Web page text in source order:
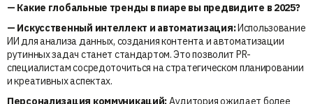
— Какие глобальные тренды в пиаре вы предвидите в 2025?
— Искусственный интеллект и автоматизация:Использование
ИИ для анализа данных, создания контента и автоматизации
рутинных задач станет стандартом. Это позволит PR-
специалистам сосредоточиться на стратегическом планировании
и креативных аспектах.
Персонализация коммуникаций:Аудитория ожидает более